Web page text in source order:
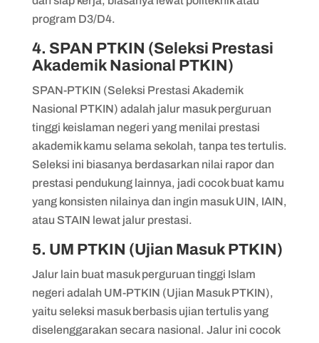
program D3/D4.
4. SPAN PTKIN (Seleksi Prestasi
Akademik Nasional PTKIN)
SPAN-PTKIN (Seleksi Prestasi Akademik
Nasional PTKIN) adalah jalur masuk perguruan
tinggi keislaman negeri yang menilai prestasi
akademik kamu selama sekolah, tanpa tes tertulis.
Seleksi ini biasanya berdasarkan nilai rapor dan
prestasi pendukung lainnya, jadi cocok buat kamu
yang konsisten nilainya dan ingin masuk UIN, IAIN,
atau STAIN lewat jalur prestasi.
5. UM PTKIN (Ujian Masuk PTKIN)
Jalur lain buat masuk perguruan tinggi Islam
negeri adalah UM-PTKIN (Ujian Masuk PTKIN),
yaitu seleksi masuk berbasis ujian tertulis yang
diselenggarakan secara nasional. Jalur ini cocok